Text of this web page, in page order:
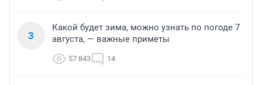
3
Какой будет зима, можно узнать по погоде 7
августа, — важные приметы
57 843 14